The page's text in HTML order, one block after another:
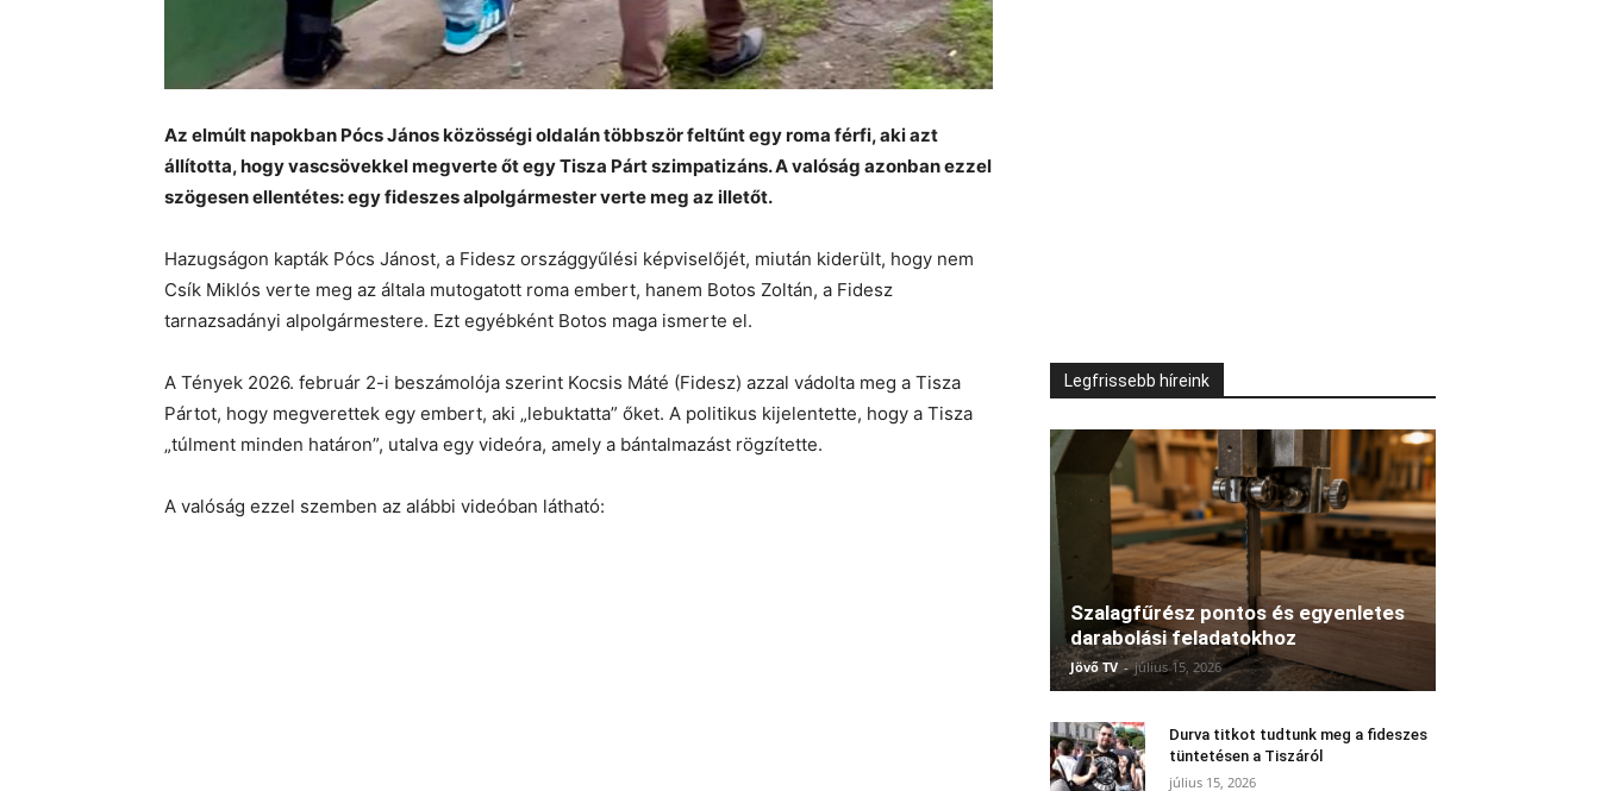
Az elmúlt napokban Pócs János közösségi oldalán többször feltűnt egy roma férfi, aki azt
állította, hogy vascsövekkel megverte őt egy Tisza Párt szimpatizáns. A valóság azonban ezzel
szögesen ellentétes: egy fideszes alpolgármester verte meg az illetőt.
Hazugságon kapták Pócs Jánost, a Fidesz országgyűlési képviselőjét, miután kiderült, hogy nem
Csík Miklós verte meg az általa mutogatott roma embert, hanem Botos Zoltán, a Fidesz
tarnazsadányi alpolgármestere. Ezt egyébként Botos maga ismerte el.
A Tények 2026. február 2-i beszámolója szerint Kocsis Máté (Fidesz) azzal vádolta meg a Tisza
Pártot, hogy megverettek egy embert, aki „lebuktatta” őket. A politikus kijelentette, hogy a Tisza
„túlment minden határon”, utalva egy videóra, amely a bántalmazást rögzítette.
A valóság ezzel szemben az alábbi videóban látható:
Legfrissebb híreink
Szalagfűrész pontos és egyenletes
darabolási feladatokhoz
Jövő TV - július 15, 2026
Durva titkot tudtunk meg a fideszes
tüntetésen a Tiszáról
július 15, 2026